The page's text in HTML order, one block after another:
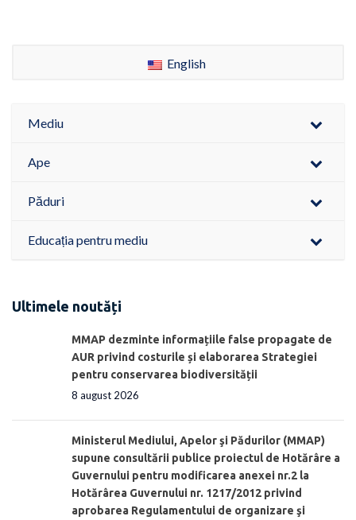
English
Mediu
Ape
Păduri
Educația pentru mediu
Ultimele noutăți
MMAP dezminte informațiile false propagate de
AUR privind costurile și elaborarea Strategiei
pentru conservarea biodiversității
8 august 2026
Ministerul Mediului, Apelor şi Pădurilor (MMAP)
supune consultării publice proiectul de Hotărâre a
Guvernului pentru modificarea anexei nr.2 la
Hotărârea Guvernului nr. 1217/2012 privind
aprobarea Regulamentului de organizare şi